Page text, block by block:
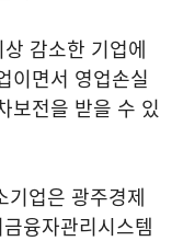
감소한 기업에
이면서 영업손실
보전을 받을 수 있
기업은 광주경제
융자관리시스템